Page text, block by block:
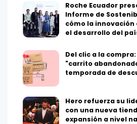
Roche Ecuador
Informe de
cómo la
el desarrollo del
Del clic a la
"carrito
temporada de
Hero refuerza su
con una nueva
expansión a nivel